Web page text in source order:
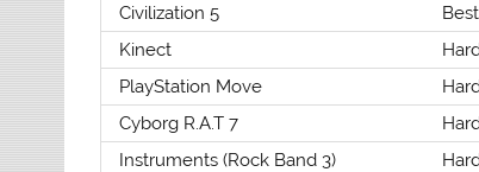
Civilization 5
Kinect
PlayStation Move
Cyborg R.A.T 7
Instruments (Rock Band 3)